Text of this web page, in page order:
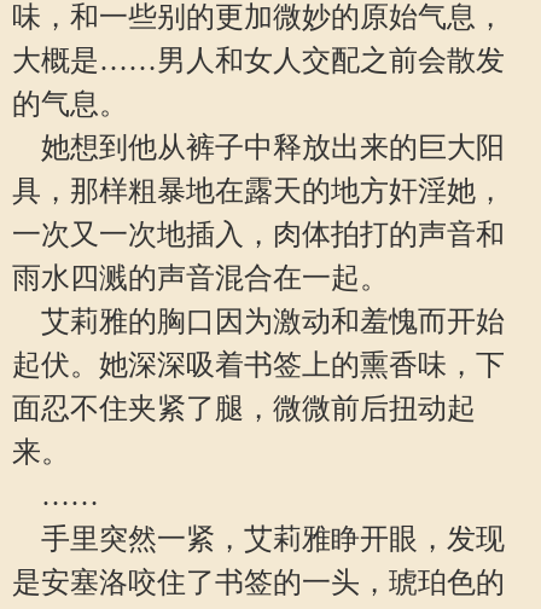
味，和一些别的更加微妙的原始气息，
大概是……男人和女人交配之前会散发
的气息。
她想到他从裤子中释放出来的巨大阳
具，那样粗暴地在露天的地方奸淫她，
一次又一次地插入，肉体拍打的声音和
雨水四溅的声音混合在一起。
艾莉雅的胸口因为激动和羞愧而开始
起伏。她深深吸着书签上的熏香味，下
面忍不住夹紧了腿，微微前后扭动起
来。
……
手里突然一紧，艾莉雅睁开眼，发现
是安塞洛咬住了书签的一头，琥珀色的